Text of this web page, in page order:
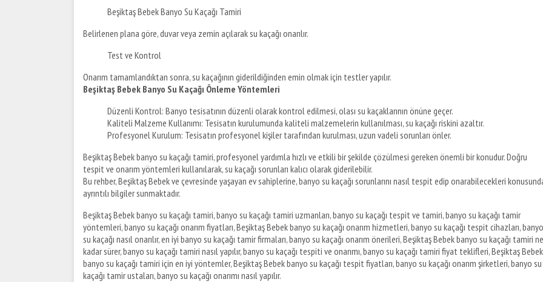
Beşiktaş Bebek Banyo Su Kaçağı Tamiri
Belirlenen plana göre, duvar veya zemin açılarak su kaçağı onarılır.
Test ve Kontrol
Onarım tamamlandıktan sonra, su kaçağının giderildiğinden emin olmak için testler yapılır.
Beşiktaş Bebek Banyo Su Kaçağı Önleme Yöntemleri
Düzenli Kontrol: Banyo tesisatının düzenli olarak kontrol edilmesi, olası su kaçaklarının önüne geçer.
Kaliteli Malzeme Kullanımı: Tesisatın kurulumunda kaliteli malzemelerin kullanılması, su kaçağı riskini azaltır.
Profesyonel Kurulum: Tesisatın profesyonel kişiler tarafından kurulması, uzun vadeli sorunları önler.
Beşiktaş Bebek banyo su kaçağı tamiri, profesyonel yardımla hızlı ve etkili bir şekilde çözülmesi gereken önemli bir konudur. Doğru
tespit ve onarım yöntemleri kullanılarak, su kaçağı sorunları kalıcı olarak giderilebilir.
Bu rehber, Beşiktaş Bebek ve çevresinde yaşayan ev sahiplerine, banyo su kaçağı sorunlarını nasıl tespit edip onarabilecekleri
ayrıntılı bilgiler sunmaktadır.
Beşiktaş Bebek banyo su kaçağı tamiri, banyo su kaçağı tamiri uzmanları, banyo su kaçağı tespit ve tamiri, banyo su kaçağı tamir
yöntemleri, banyo su kaçağı onarım fiyatları, Beşiktaş Bebek banyo su kaçağı onarım hizmetleri, banyo su kaçağı tespit cihazları, banyo
su kaçağı nasıl onarılır, en iyi banyo su kaçağı tamir firmaları, banyo su kaçağı onarım önerileri, Beşiktaş Bebek banyo su kaçağı tamiri ne
kadar sürer, banyo su kaçağı tamiri nasıl yapılır, banyo su kaçağı tespiti ve onarımı, banyo su kaçağı tamiri fiyat teklifleri, Beşiktaş Bebek
banyo su kaçağı tamiri için en iyi yöntemler, Beşiktaş Bebek banyo su kaçağı tespit fiyatları, banyo su kaçağı onarım şirketleri, banyo su
kaçağı tamir ustaları, banyo su kaçağı onarımı nasıl yapılır.